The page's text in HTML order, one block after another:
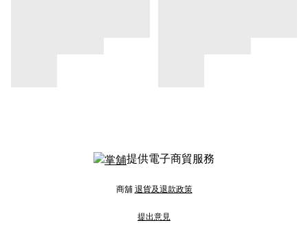
提供電子商貿服務
商舖 退貨及退款政策
提出意見